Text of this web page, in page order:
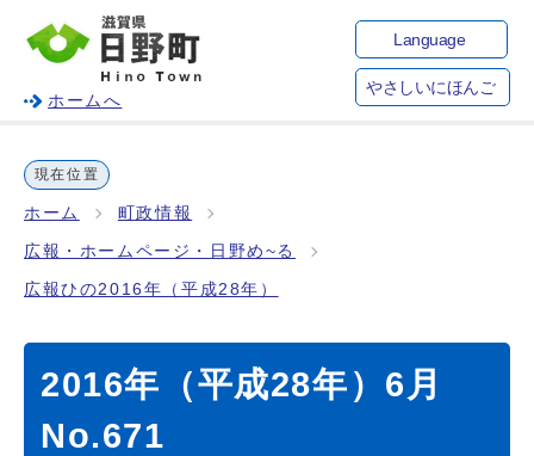
ホームへ
Language
やさしいにほんご
現在位置
ホーム 町政情報
広報・ホームページ・日野め~る
広報ひの2016年（平成28年）
2016年（平成28年）6月
No.671